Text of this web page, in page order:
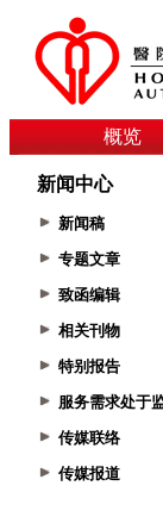
概览
新闻中心
新闻稿
专题文章
致函编辑
相关刊物
特别报告
服务需求处于
传媒联络
传媒报道